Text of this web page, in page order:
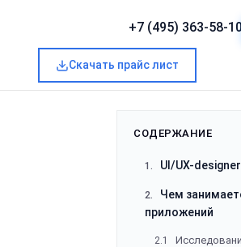
+7 (495) 363-58-10
Скачать прайс лист
СОДЕРЖАНИЕ
1. UI/UX-
2.
приложений
2.1